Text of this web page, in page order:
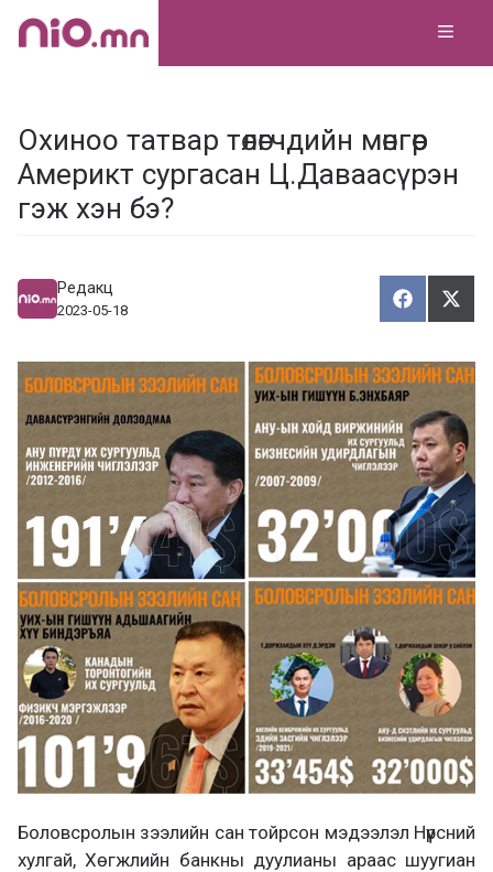
Skip
Охиноо татвар төлөгчдийн мөнгөөр
Америкт сургасан Ц.Даваасүрэн
гэж хэн бэ?
Редакц
2023-05-18
Х
у
а
а
ц
а
х
Т
э
э
Боловсролын зээлийн сан тойрсон мэдээлэл Нүүрсний
хулгай, Хөгжлийн банкны дуулианы араас шуугиан